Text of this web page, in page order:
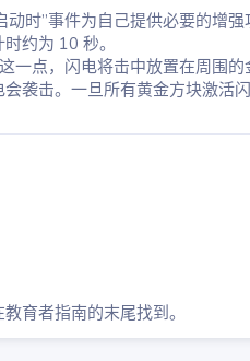
动时”事件为自己提供必要的增
约为 10 秒。
一点，闪电将击中放置在周围
袭击。一旦所有黄金方块激活
育者指南的末尾找到。